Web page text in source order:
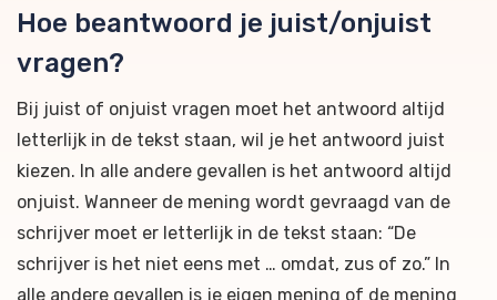
Hoe beantwoord je juist/onjuist
vragen?
Bij juist of onjuist vragen moet het antwoord altijd
letterlijk in de tekst staan, wil je het antwoord juist
kiezen. In alle andere gevallen is het antwoord altijd
onjuist. Wanneer de mening wordt gevraagd van de
schrijver moet er letterlijk in de tekst staan: “De
schrijver is het niet eens met … omdat, zus of zo.” In
alle andere gevallen is je eigen mening of de mening